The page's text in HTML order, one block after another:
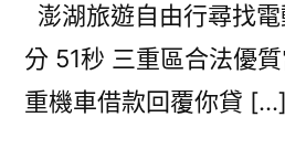
澎湖旅遊自由行尋找
分 51秒 三重區合法優
重機車借款回覆你貸 […]